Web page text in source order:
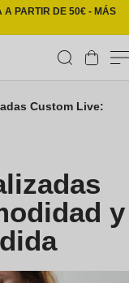
A PARTIR DE 50€ - MÁS
Carrito
Custom Live:
y